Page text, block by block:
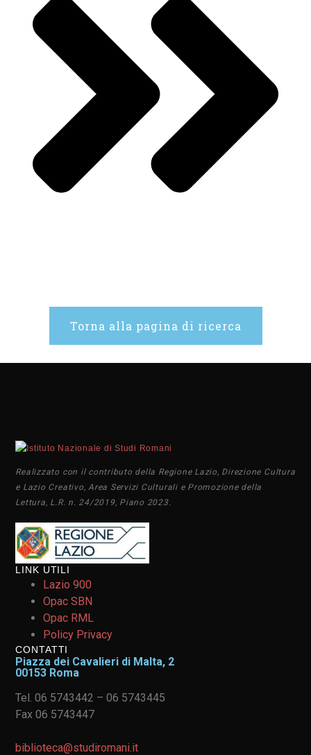
Torna alla pagina di ricerca
Realizzato con il contributo della Regione Lazio, Direzione Cultura
e Lazio Creativo, Area Servizi Culturali e Promozione della
Lettura, L.R. n. 24/2019, Piano 2023.
LINK UTILI
Lazio 900
Opac SBN
Opac RML
Policy Privacy
CONTATTI
Piazza dei Cavalieri di Malta, 2
00153 Roma
Tel. 06 5743442 – 06 5743445
Fax 06 5743447
biblioteca@studiromani.it